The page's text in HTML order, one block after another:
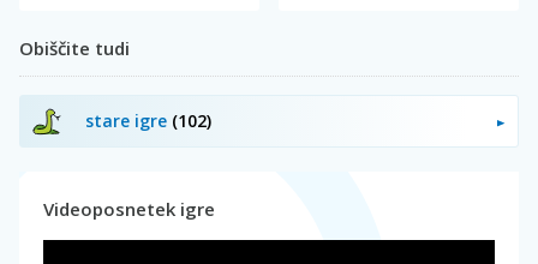
Obiščite tudi
stare igre (102)
Videoposnetek igre